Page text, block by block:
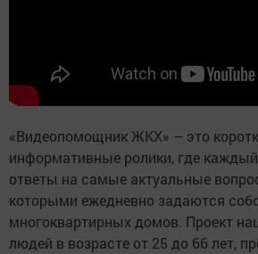
«Видеопомощник ЖКХ» – это
информативные ролики, где
ответы на самые актуальные
которыми ежедневно задаются
многоквартирных домов. Проект
людей в возрасте от 25 до 66 лет,